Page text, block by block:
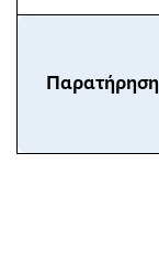
Παρατήρηση